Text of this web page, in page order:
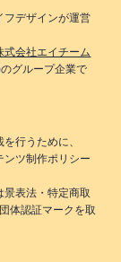
フデザインが運営
式会社エイチーム
グループ企業で
行うために、
ンツ制作ポリシー
景表法・特定商取
体認証マークを取